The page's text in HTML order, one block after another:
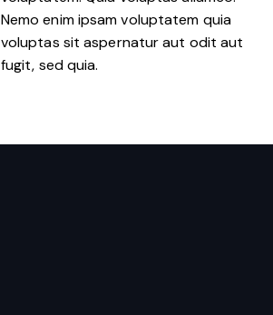
Nemo enim ipsam voluptatem quia
voluptas sit aspernatur aut odit aut
fugit, sed quia.